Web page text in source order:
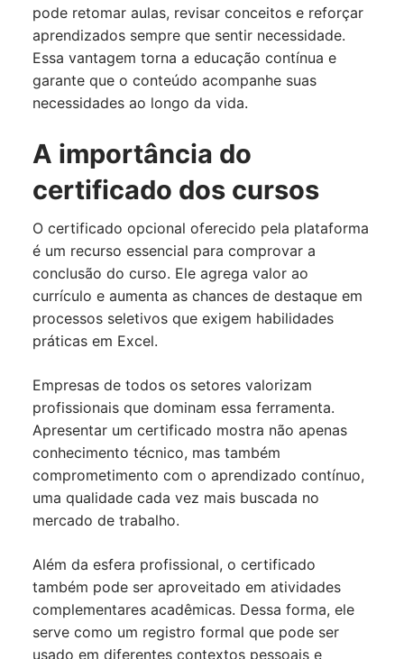
pode retomar aulas, revisar conceitos e reforçar
aprendizados sempre que sentir necessidade.
Essa vantagem torna a educação contínua e
garante que o conteúdo acompanhe suas
necessidades ao longo da vida.
A importância do
certificado dos cursos
O certificado opcional oferecido pela plataforma
é um recurso essencial para comprovar a
conclusão do curso. Ele agrega valor ao
currículo e aumenta as chances de destaque em
processos seletivos que exigem habilidades
práticas em Excel.
Empresas de todos os setores valorizam
profissionais que dominam essa ferramenta.
Apresentar um certificado mostra não apenas
conhecimento técnico, mas também
comprometimento com o aprendizado contínuo,
uma qualidade cada vez mais buscada no
mercado de trabalho.
Além da esfera profissional, o certificado
também pode ser aproveitado em atividades
complementares acadêmicas. Dessa forma, ele
serve como um registro formal que pode ser
usado em diferentes contextos pessoais e